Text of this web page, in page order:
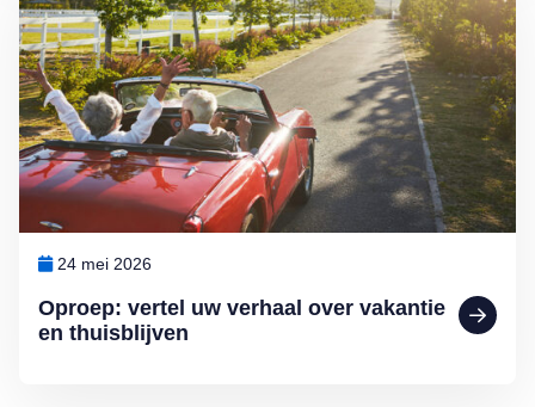
Oproep: vertel uw verhaal over vakantie
en thuisblijven
24 mei 2026